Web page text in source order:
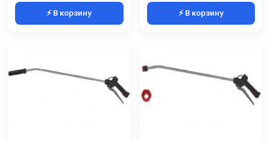
⚡ В корзину ⚡ В корзину